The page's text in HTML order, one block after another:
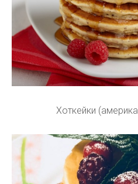
Хоткейки